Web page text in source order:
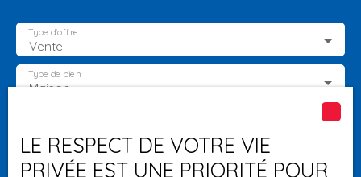
ACCUEIL PROGRAMMES
Estimation
Vente
Type d'offre
Maison
Type de bien
Budget max (€)
LE RESPECT DE VOTRE VIE
PRIVÉE EST UNE PRIORITÉ POUR